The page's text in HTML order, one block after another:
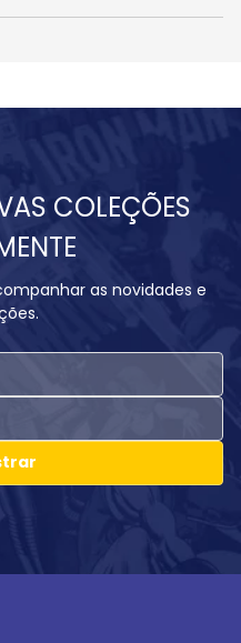
COLEÇÕES
as novidades e